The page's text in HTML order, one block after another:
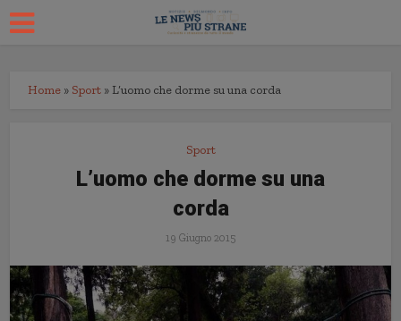
Home » Sport » L’uomo che dorme su una corda
Sport
L’uomo che dorme su una
corda
19 Giugno 2015